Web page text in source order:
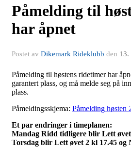
Påmelding til
har åpnet
Postet av Dikemark Rideklubb den 13.
Påmelding til høstens ridetimer har
garantert plass, og må melde seg på
plass.
Påmeldingsskjema: Påmelding høsten
Et par endringer i timeplanen:
Mandag Ridd tidligere blir Lett øvet
Torsdag blir Lett øvet 2 kl 17.45 og